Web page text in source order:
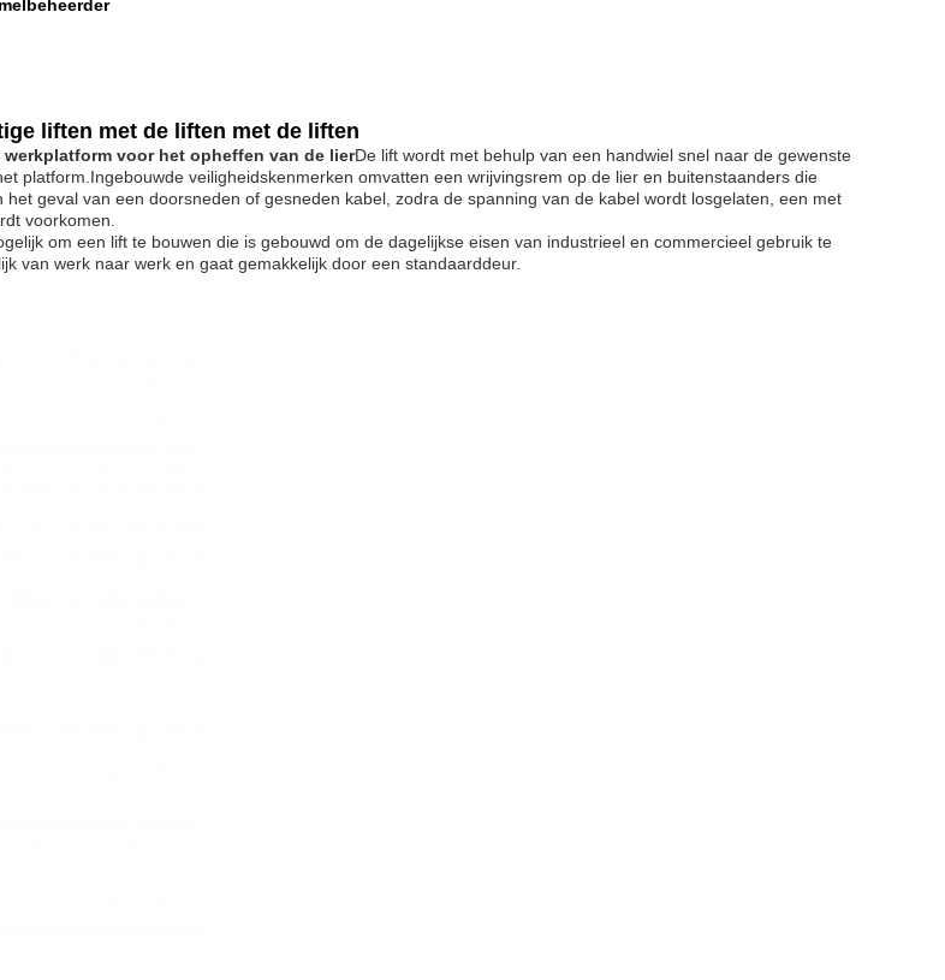
liften met de liften met de liften
werkplatform voor het opheffen van de lierDe lift wordt met behulp van een handwiel snel naar de gewenste
platform.Ingebouwde veiligheidskenmerken omvatten een wrijvingsrem op de lier en buitenstaanders die
geval van een doorsneden of gesneden kabel, zodra de spanning van de kabel wordt losgelaten, een met
voorkomen.
om een lift te bouwen die is gebouwd om de dagelijkse eisen van industrieel en commercieel gebruik te
van werk naar werk en gaat gemakkelijk door een standaarddeur.